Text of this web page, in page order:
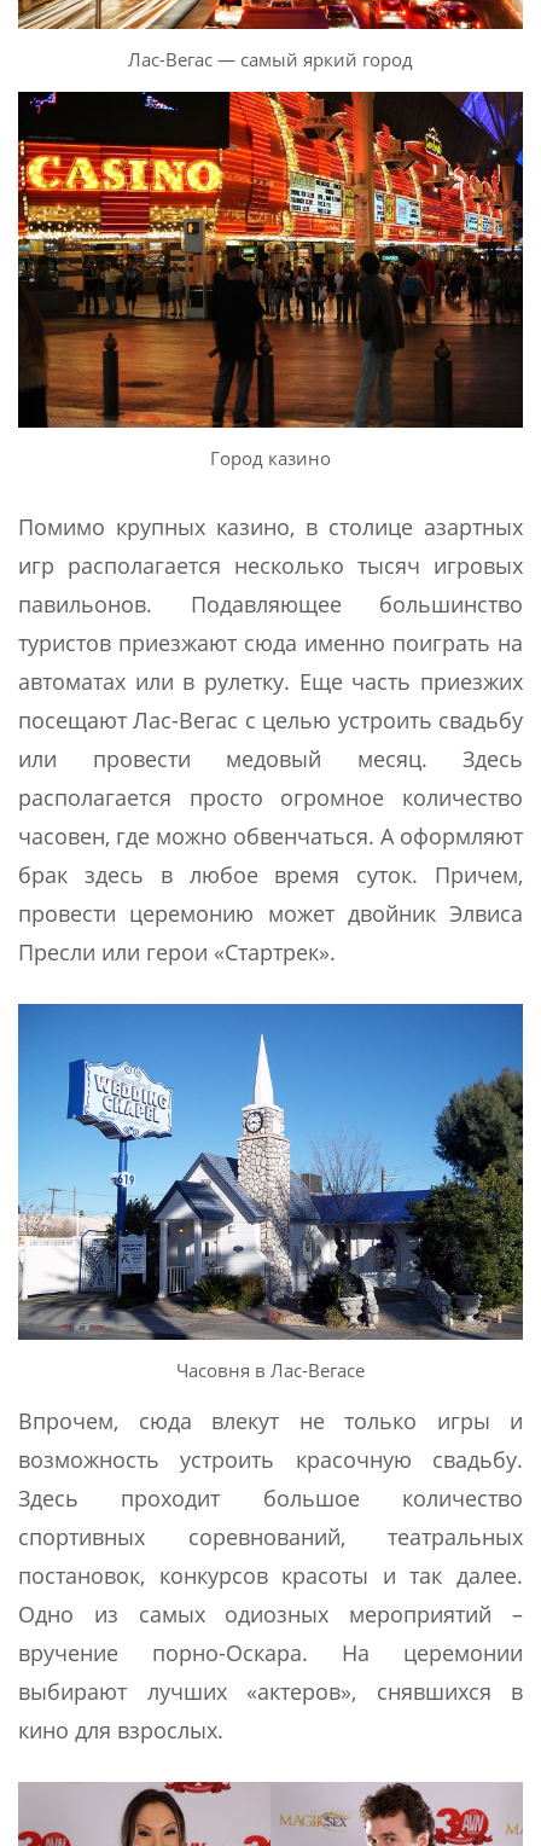
Лас-Вегас — самый яркий город
Город казино
Помимо крупных казино, в столице азартных
игр располагается несколько тысяч игровых
павильонов. Подавляющее большинство
туристов приезжают сюда именно поиграть на
автоматах или в рулетку. Еще часть приезжих
посещают Лас-Вегас с целью устроить свадьбу
или провести медовый месяц. Здесь
располагается просто огромное количество
часовен, где можно обвенчаться. А оформляют
брак здесь в любое время суток. Причем,
провести церемонию может двойник Элвиса
Пресли или герои «Стартрек».
Часовня в Лас-Вегасе
Впрочем, сюда влекут не только игры и
возможность устроить красочную свадьбу.
Здесь проходит большое количество
спортивных соревнований, театральных
постановок, конкурсов красоты и так далее.
Одно из самых одиозных мероприятий –
вручение порно-Оскара. На церемонии
выбирают лучших «актеров», снявшихся в
кино для взрослых.